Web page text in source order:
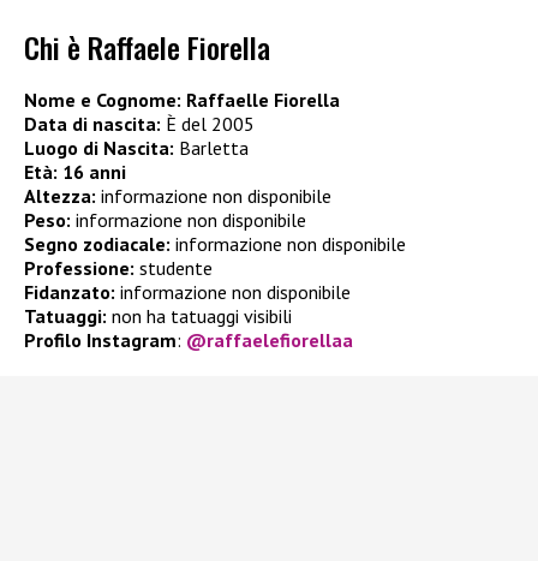
Chi è Raffaele Fiorella
Nome e Cognome: Raffaelle Fiorella
Data di nascita: È del 2005
Luogo di Nascita: Barletta
Età: 16 anni
Altezza: informazione non disponibile
Peso: informazione non disponibile
Segno zodiacale: informazione non disponibile
Professione: studente
Fidanzato: informazione non disponibile
Tatuaggi: non ha tatuaggi visibili
Profilo Instagram: @raffaelefiorellaa